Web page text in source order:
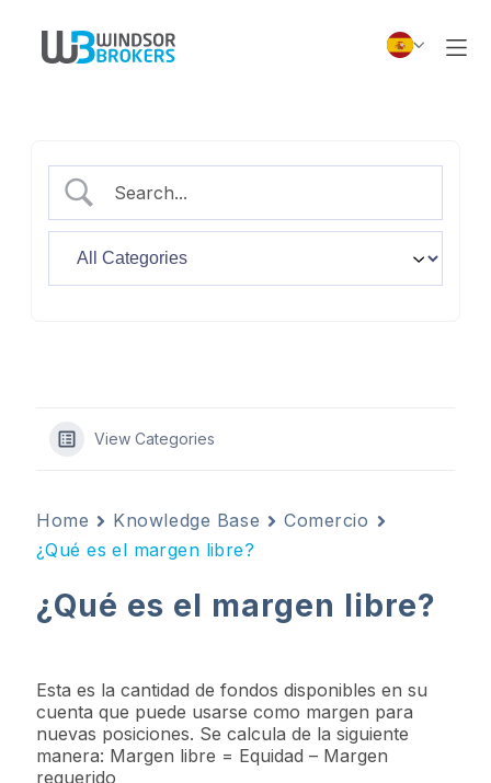
View Categories
Home Knowledge Base
Comercio
¿Qué es el margen libre?
¿Qué es el margen libre?
Esta es la cantidad de fondos disponibles en su
cuenta que puede usarse como margen para
nuevas posiciones. Se calcula de la siguiente
manera: Margen libre = Equidad – Margen
requerido